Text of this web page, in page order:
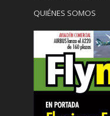
QUIÉNES SOMOS